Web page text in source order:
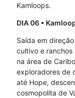
Kamloops.
DIA 06•
Saída em
cultivo e ranchos
na área de
exploradores de
até Hope,
cosmopolita de